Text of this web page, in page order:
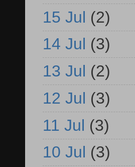
15 Jul (2)
14 Jul (3)
13 Jul (2)
12 Jul (3)
11 Jul (3)
10 Jul (3)